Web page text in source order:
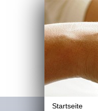
Startseite